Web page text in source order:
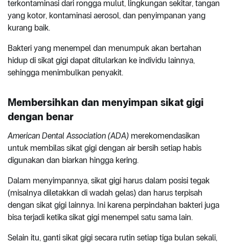
terkontaminasi dari rongga mulut, lingkungan sekitar, tangan
yang kotor, kontaminasi aerosol, dan penyimpanan yang
kurang baik.
Bakteri yang menempel dan menumpuk akan bertahan
hidup di sikat gigi dapat ditularkan ke individu lainnya,
sehingga menimbulkan penyakit.
Membersihkan dan menyimpan sikat gigi
dengan benar
American Dental Association (ADA) merekomendasikan
untuk membilas sikat gigi dengan air bersih setiap habis
digunakan dan biarkan hingga kering.
Dalam menyimpannya, sikat gigi harus dalam posisi tegak
(misalnya diletakkan di wadah gelas) dan harus terpisah
dengan sikat gigi lainnya. Ini karena perpindahan bakteri juga
bisa terjadi ketika sikat gigi menempel satu sama lain.
Selain itu, ganti sikat gigi secara rutin setiap tiga bulan sekali,